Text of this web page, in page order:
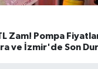
Zam! Pompa
ve İzmir'de Son